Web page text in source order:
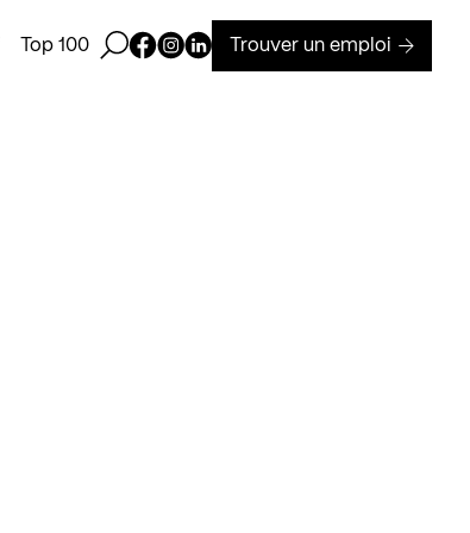
Top 100 Ouvrir la barre de recherche
Page Facebook de Kollectif
Page Instagram de Kollectif
Page Linkedin de Kollectif
Trouver un emploi